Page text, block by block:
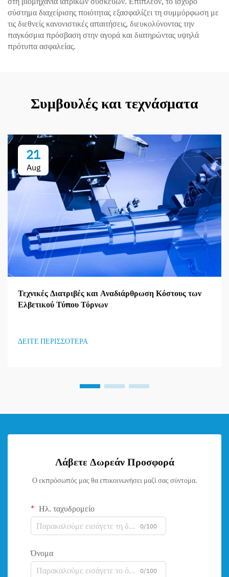
σύστημα διαχείρισης ποιότητας εξασφαλίζει τη συμμόρφωση με
τις διεθνείς κανονιστικές απαιτήσεις, διευκολύνοντας την
παγκόσμια πρόσβαση στην αγορά και διατηρώντας υψηλά
πρότυπα ασφαλείας.
Συμβουλές και τεχνάσματα
21
Aug
Τεχνικές Διατριβές και Αναδιάρθρωση Κόστους των
Ελβετικού Τύπου Τόρνων
ΔΕΙΤΕ ΠΕΡΙΣΣΟΤΕΡΑ
Λάβετε Δωρεάν Προσφορά
Ο εκπρόσωπός μας θα επικοινωνήσει μαζί σας σύντομα.
Ηλ. ταχυδρομείο
0/100
Όνομα
0/100